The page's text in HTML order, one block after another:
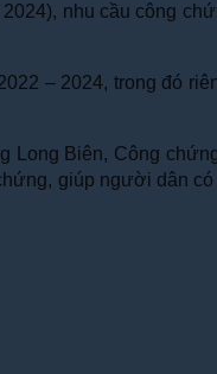
nhu cầu công
– 2024, trong đó
Long Biên, Công
giúp người dân